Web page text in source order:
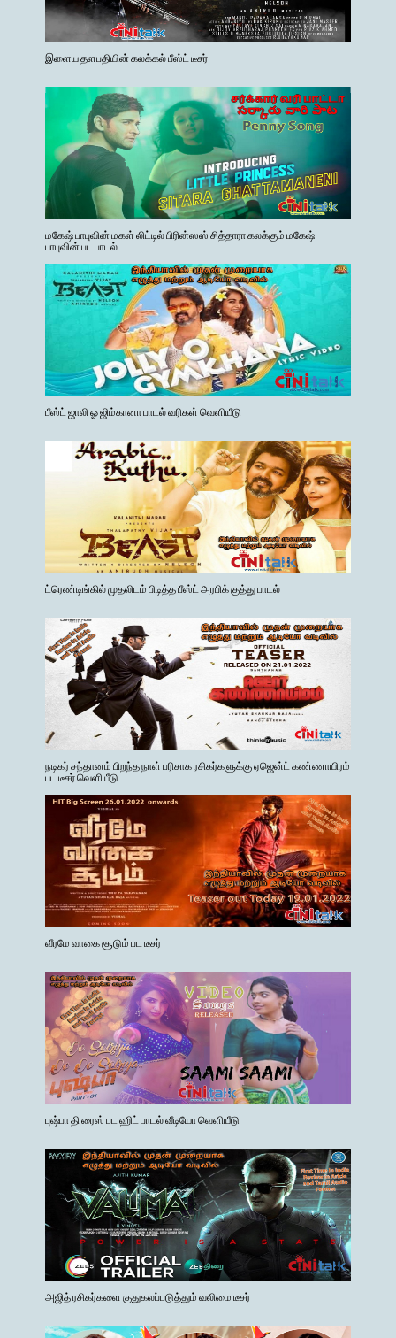
இளைய தளபதியின் கலக்கல் பீஸ்ட் டீசர்
மகேஷ் பாபுவின் மகள் லிட்டில் பிரின்ஸஸ் சித்தாரா கலக்கும் மகேஷ்
பாபுவின் பட பாடல்
பீஸ்ட் ஜாலி ஓ ஜிம்கானா பாடல் வரிகள் வெளியீடு
ட்ரெண்டிங்கில் முதலிடம் பிடித்த பீஸ்ட் அரபிக் குத்து பாடல்
நடிகர் சந்தானம் பிறந்த நாள் பரிசாக ரசிகர்களுக்கு ஏஜென்ட் கண்ணாயிரம்
பட டீசர் வெளியீடு
வீரமே வாகை சூடும் பட டீசர்
புஷ்பா தி ரைஸ் பட ஹிட் பாடல் வீடியோ வெளியீடு
அஜித் ரசிகர்களை குதுகலப்படுத்தும் வலிமை டீசர்